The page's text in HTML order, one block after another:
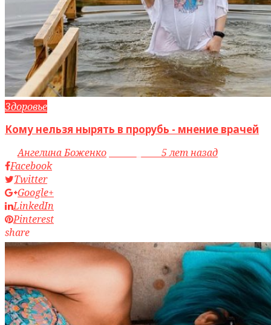
Здоровье
Кому нельзя нырять в прорубь - мнение врачей
byАнгелина Боженко
5 лет назад
Facebook
Twitter
Google+
LinkedIn
Pinterest
share